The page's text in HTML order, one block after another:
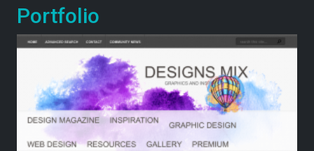
Portfolio